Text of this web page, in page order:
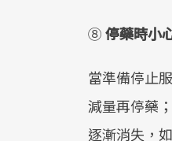
⑧停藥時小
當準備停止
減量再停藥
逐漸消失，